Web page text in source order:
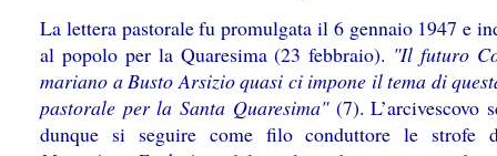
La lettera pastorale fu promulgata il 6 gennaio 1947 e
al popolo per la Quaresima (23 febbraio). "Il futuro
mariano a Busto Arsizio quasi ci impone il tema di
pastorale per la Santa Quaresima"(7). L’arcivescovo
dunque si seguire come filo conduttore le strofe